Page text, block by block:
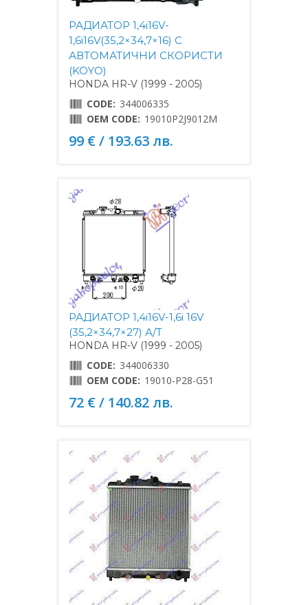
РАДИАТОР 1,4i16V-
1,6i16V(35,2×34,7×16) С
АВТОМАТИЧНИ СКОРИСТИ
(KOYO)
HONDA HR-V (1999 - 2005)
CODE: 344006335
OEM CODE: 19010P2J9012M
99 € / 193.63 лв.
РАДИАТОР 1,4i16V-1,6i 16V
(35,2×34,7×27) А/Т
HONDA HR-V (1999 - 2005)
CODE: 344006330
OEM CODE: 19010-P28-G51
72 € / 140.82 лв.